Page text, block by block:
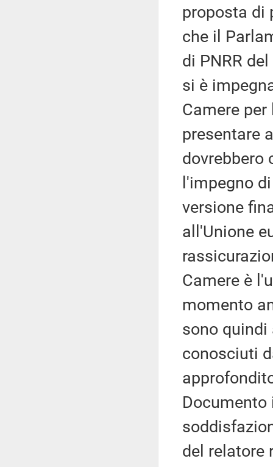
proposta di
che il
di PNRR
si è
Camere
presentare
dovrebbero
l'impegno
versione
all'Unione
Camere è
momento
sono
conosciuti
del relatore